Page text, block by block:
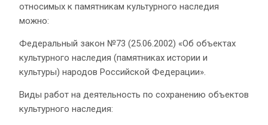
относимых к памятникам культурного наследия
можно:
Федеральный закон №73 (25.06.2002) «Об объектах
культурного наследия (памятниках истории и
культуры) народов Российской Федерации».
Виды работ на деятельность по сохранению объектов
культурного наследия: